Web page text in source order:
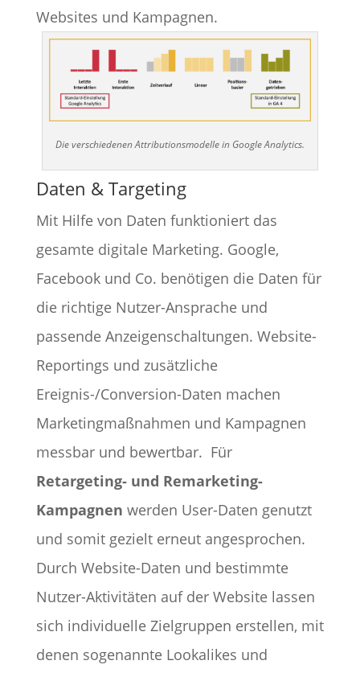
Websites und Kampagnen.
Die verschiedenen Attributionsmodelle in Google Analytics.
Daten & Targeting
Mit Hilfe von Daten funktioniert das
gesamte digitale Marketing. Google,
Facebook und Co. benötigen die Daten für
die richtige Nutzer-Ansprache und
passende Anzeigenschaltungen. Website-
Reportings und zusätzliche
Ereignis-/Conversion-Daten machen
Marketingmaßnahmen und Kampagnen
messbar und bewertbar. Für
Retargeting- und Remarketing-
Kampagnen werden User-Daten genutzt
und somit gezielt erneut angesprochen.
Durch Website-Daten und bestimmte
Nutzer-Aktivitäten auf der Website lassen
sich individuelle Zielgruppen erstellen, mit
denen sogenannte Lookalikes und